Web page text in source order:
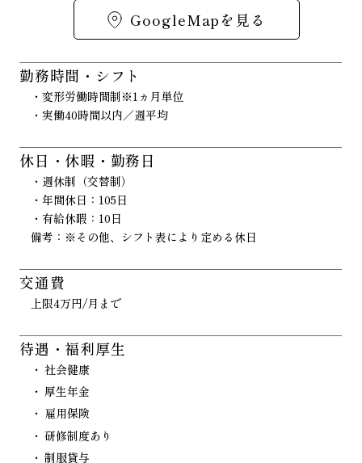
GoogleMapを見る
勤務時間・シフト
・変形労働時間制※1ヵ月単位
・実働40時間以内／週平均
休日・休暇・勤務日
・週休制（交替制）
・年間休日：105日
・有給休暇：10日
備考：※その他、シフト表により定める休日
交通費
上限4万円/月まで
待遇・福利厚生
社会健康
厚生年金
雇用保険
研修制度あり
制服貸与